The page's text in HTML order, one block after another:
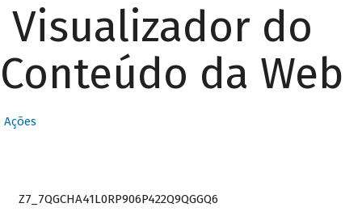
Visualizador do
Conteúdo da Web
Ações
Z7_7QGCHA41L0RP906P422Q9QGGQ6